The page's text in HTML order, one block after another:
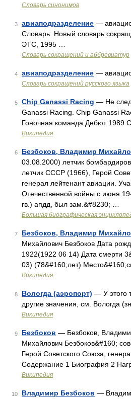
Словарь синонимов
3 авиаподразделение —
Словарь: Новый словарь
ЭТС, 1995 …
Словарь сокращений и аббревиатур
4 авиаподразделение —
Словарь сокращений русского языка
5 Chip Ganassi Racing — Не
Ganassi Racing. Chip Ganassi
Гоночная команда Дебют 1989
Википедия
6 Безбоков, Владимир
03.08.2000) летчик
летчик СССР (1966), Герой
генерал лейтенант авиации.
Отечественной войны с июня
гв.) апдд, был зам.&#8230; …
Большая биографическая
7 Безбоков, Владимир
Михайлович Безбоков Дата
1922(1922 06 14) Дата смерти
03) (78&#160;лет)
Википедия
8 Вологда (аэропорт) — У этого
другие значения, см. Вологда
Википедия
9 Безбоков — Безбоков,
Михайлович Безбоков&#160;
Герой Советского Союза,
Содержание 1 Биография 2
Википедия
10 Владимир Безбоков —